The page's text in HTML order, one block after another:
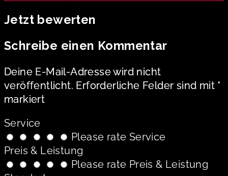
Jetzt bewerten
Schreibe einen Kommentar
Deine E-Mail-Adresse wird nicht
veröffentlicht. Erforderliche Felder sind mit *
markiert
Service
Please rate Service
Preis & Leistung
Please rate Preis & Leistung